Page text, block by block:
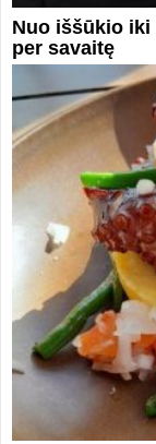
Nuo iššūkio
per savaitę